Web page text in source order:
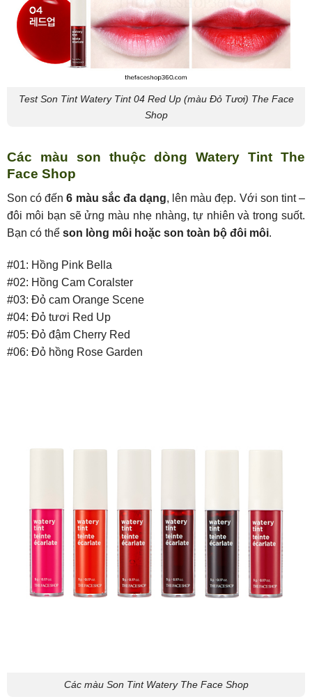
Test Son Tint Watery Tint 04 Red Up (màu Đỏ Tươi) The Face
Shop
Các màu son thuộc dòng Watery Tint The
Face Shop
Son có đến6 màu sắc đa dạng, lên màu đẹp. Với son tint –
đôi môi bạn sẽ ửng màu nhẹ nhàng, tự nhiên và trong suốt.
Bạn có thể son lòng môi hoặc son toàn bộ đôi môi.
#01: Hồng Pink Bella
#02: Hồng Cam Coralster
#03: Đỏ cam Orange Scene
#04: Đỏ tươi Red Up
#05: Đỏ đậm Cherry Red
#06: Đỏ hồng Rose Garden
Các màu Son Tint Watery The Face Shop